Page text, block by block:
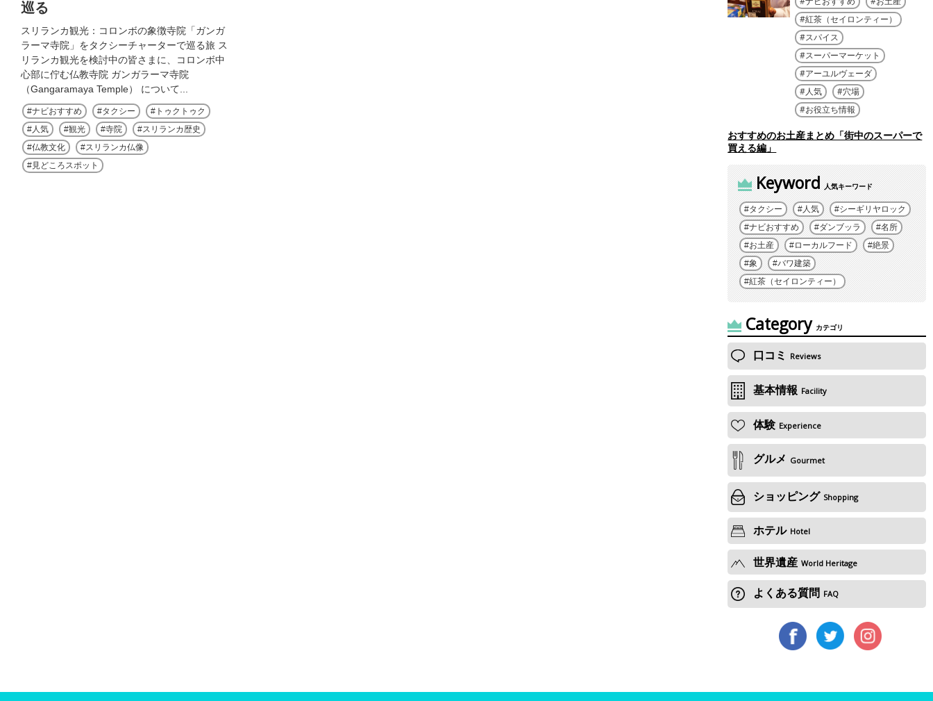
巡る
スリランカ観光：コロンボの象徴寺院「ガンガ
ラーマ寺院」をタクシーチャーターで巡る旅 ス
リランカ観光を検討中の皆さまに、コロンボ中
心部に佇む仏教寺院 ガンガラーマ寺院
（Gangaramaya Temple） について...
ナビおすすめ タクシー
トゥクトゥク
人気
観光 寺院
スリランカ歴史
仏教文化
スリランカ仏像
見どころスポット
紅茶（セイロンティー）
スパイス
スーパーマーケット
アーユルヴェーダ
人気
穴場
お役立ち情報
おすすめのお土産まとめ「街中のスーパーで
買える編」
Keyword 人気キーワード
タクシー 人気
シーギリヤロック
ナビおすすめ
ダンブッラ
名所
お土産
ローカルフード
絶景
象
バワ建築
紅茶（セイロンティー）
Category カテゴリ
口コミ Reviews
基本情報 Facility
体験 Experience
グルメ Gourmet
ショッピング Shopping
ホテル Hotel
世界遺産 World Heritage
よくある質問 FAQ